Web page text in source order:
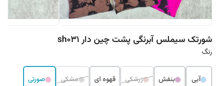
شورتک سیملس آبرنگی پشت چین دار sh031
رنگ
آبی بنفش زرشکی قهوه ای مشکی
صورتی